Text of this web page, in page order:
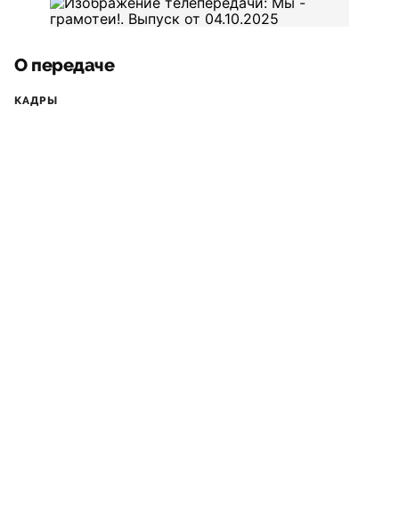
О передаче
КАДРЫ